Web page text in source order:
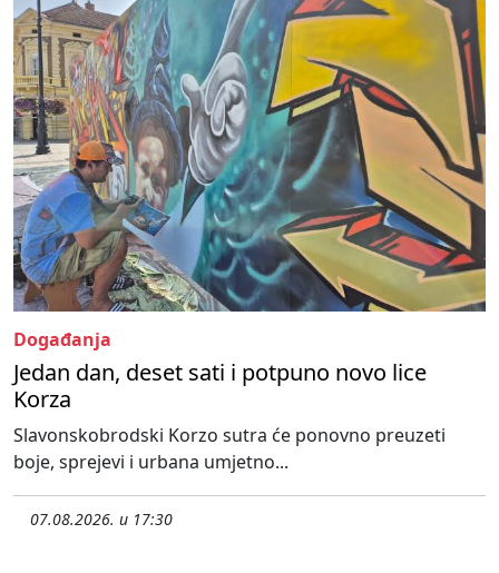
Događanja
Jedan dan, deset sati i potpuno novo lice
Korza
Slavonskobrodski Korzo sutra će ponovno preuzeti
boje, sprejevi i urbana umjetno...
07.08.2026. u 17:30